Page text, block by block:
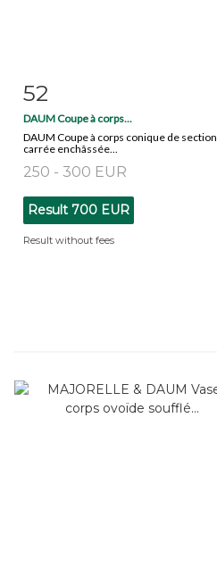
Item detail
52
DAUM Coupe à corps...
DAUM Coupe à corps conique de section
carrée enchâssée...
250 - 300 EUR
Result 700 EUR
Result without fees